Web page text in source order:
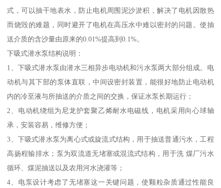
式，可以抽干地表水，防止电机周围泥沙淤积，解决了电机因散热
而烧毁的难题，同时避开了电机在高压水中难以密封的问题。使抽
送介质的含沙量由原来的0.01%提高到0.1%。
下吸式潜水泵结构说明：
1、下吸式潜水泵由潜水三相异步电动机和污水泵两大部分组成。电
动机与其下部的泵体直联，中间设密封装置，能很好地防止电动机
内的冷至液与所抽送的介质之间的交换，保证水泵长期运行；
2、电动机绕组为尼龙护套聚乙烯耐水电磁线，电机采用向心球轴
承，安装容易，维修方便；
3、下吸式潜水泵为离心式或旋流式结构，用于抽送普通污水，工程
高扬程输排水；泵为双流道无堵塞或混流式结构，用于洗 煤厂污水
循环、煤泥抽送以及农用河水浇灌等；
4、电泵设计考虑了无堵塞这一关键问题，使颗粒杂质通过性能良